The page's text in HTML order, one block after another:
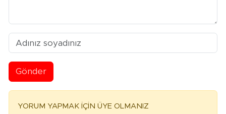
Gönder
YORUM YAPMAK İÇİN ÜYE OLMANIZ